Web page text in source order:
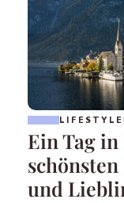
LIFESTYLE
Ein Tag
und